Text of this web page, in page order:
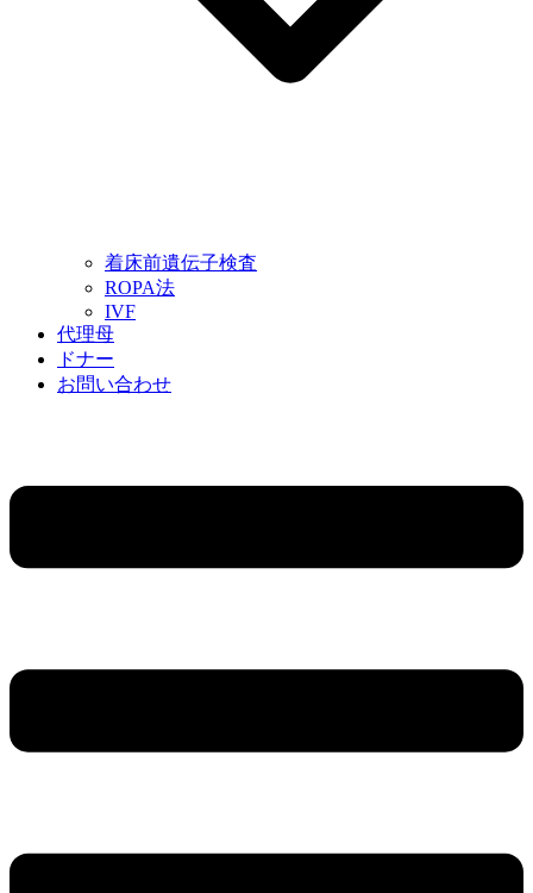
着床前遺伝子検査
ROPA法
IVF
代理母
ドナー
お問い合わせ